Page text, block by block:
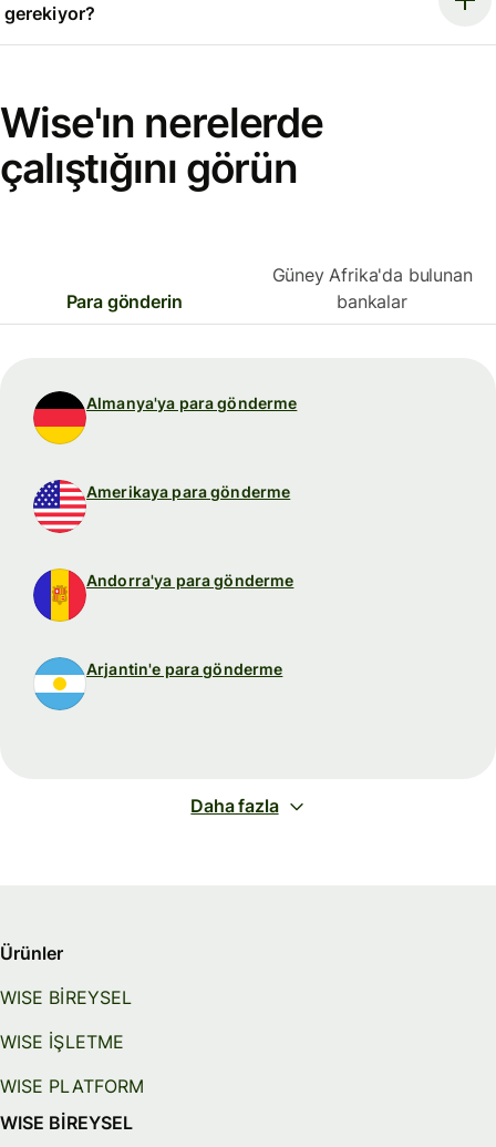
gerekiyor?
Wise'ın nerelerde
çalıştığını görün
Para gönderin
Güney Afrika'da bulunan
bankalar
Almanya'ya para gönderme
Amerikaya para gönderme
Andorra'ya para gönderme
Arjantin'e para gönderme
Daha fazla
Ürünler
WISE BİREYSEL
WISE İŞLETME
WISE PLATFORM
WISE BİREYSEL